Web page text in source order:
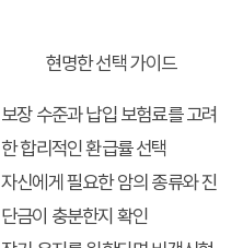
현명한 선택 가이드
보장 수준과 납입 보험료를 고려
한 합리적인 환급률 선택
자신에게 필요한 암의 종류와 진
단금이 충분한지 확인